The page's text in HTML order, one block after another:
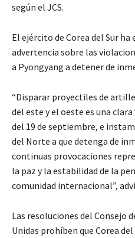
según el JCS.
El ejército de Corea del Sur
advertencia sobre las
a Pyongyang a detener de
“Disparar proyectiles de
del este y el oeste es una
del 19 de septiembre, e
del Norte a que detenga de
continuas provocaciones
la paz y la estabilidad de la
comunidad internacional”,
Las resoluciones del Consejo
Unidas prohíben que Corea